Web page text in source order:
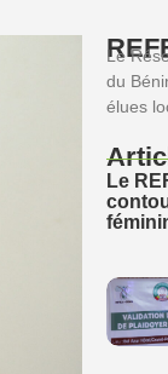
Le
du
élues
Le